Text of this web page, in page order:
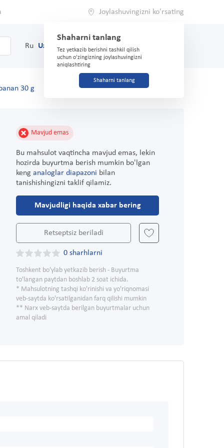
Joylashuvingizni ko'rsating
Shaharni tanlang
Tez yetkazib berishni tashkil qilish
uchun o'zingizning joylashuvingizni
aniqlashtiring
Shaharni tanlang
Ru Uz (71) 200-03-03
30 g
Mavjud emas
Bu mahsulot vaqtincha mavjud emas, lekin
hozirda buyurtma berish mumkin bo'lgan
keng analoglar diapazoni bilan
tanishishingizni taklif qilamiz.
Mavjudligi haqida xabar bering
Retseptsiz beriladi
0 sharhlarni
Toshkent bo'ylab yetkazib berish - Buyurtma
to'langan paytdan boshlab 2 soat ichida.
* Mahsulotning tashqi ko'rinishi va yo'riqnomasi
veb-saytda ko'rsatilganidan farq qilishi mumkin
** Narx veb-saytda berilgan buyurtmalar uchun
amal qiladi